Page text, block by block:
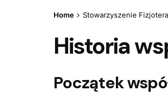
Home Stowarzyszenie
Historia
Początek